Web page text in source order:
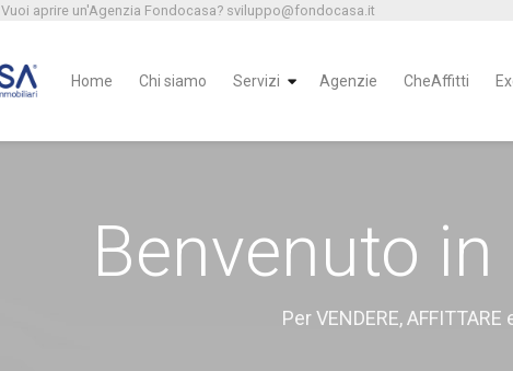
Vuoi aprire un'Agenzia Fondocasa? sviluppo@fondocasa.it
Home Chi siamo Servizi Agenzie CheAffitti
Benvenuto in
Per VENDERE, AFFITTARE